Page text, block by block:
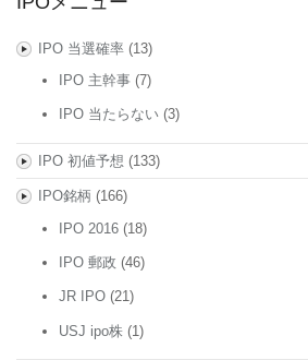
IPO 当選確率(13)
IPO 主幹事 (7)
IPO 当たらない (3)
IPO 初値予想 (133)
IPO銘柄 (166)
IPO 2016 (18)
IPO 郵政 (46)
JR IPO (21)
USJ ipo株 (1)